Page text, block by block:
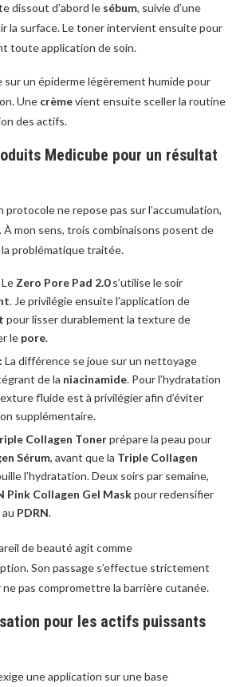
dissout d’abord le sébum, suivie d’une
la surface. Le toner intervient ensuite pour
toute application de soin.
sur un épiderme légèrement humide pour
Une crèmevient ensuite sceller la routine
des actifs.
Medicube pour un résultat
protocole ne repose pas sur l’accumulation,
À mon sens, trois combinaisons posent de
problématique traitée.
Le Zero Pore Pad 2.0s’utilise le soir
. Je privilégie ensuite l’application de
pour lisser durablement la texture de
le pore.
La différence se joue sur un nettoyage
de la niacinamide. Pour l’hydratation
fluide est à privilégier afin d’éviter
supplémentaire.
Collagen Tonerprépare la peau pour
Sérum, avant que la Triple Collagen
l’hydratation. Deux soirs par semaine,
Pink Collagen Gel Maskpour redensifier
PDRN.
de beauté agit comme
Son passage s’effectue strictement
ne pas compromettre la barrière cutanée.
pour les actifs puissants
une application sur une base